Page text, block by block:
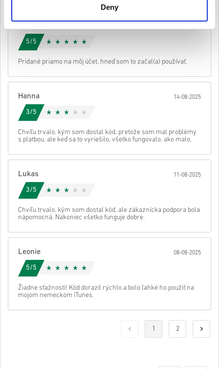
Deny
Pozri si rýchly návod vyššie alebo postupuj podľa krokov nižšie 👇
• Vyber si produkt
• Vyber si preferovaný spôsob platby
Potom dostaneš e-mail s bezpečným odkazom na prístup ku kódu.
toto rozšírenie, musíte mať pôvodnú hru.
Pre niektoré produkty môžete dostať viac ako jeden kód.
5/5
Pridané priamo na môj účet, hneď som to začal(a) používať.
Hanna 14-08-2025
3/5
Chvíľu trvalo, kým som dostal kód, pretože som mal problémy
s platbou, ale keď sa to vyriešilo, všetko fungovalo, ako malo.
Lukas 11-08-2025
3/5
Chvíľu trvalo, kým som dostal kód, ale zákaznícka podpora bola
nápomocná. Nakoniec všetko funguje dobre.
Leonie 08-08-2025
5/5
Žiadne sťažnosti! Kód dorazil rýchlo a bolo ľahké ho použiť na
mojom nemeckom iTunes.
1 2